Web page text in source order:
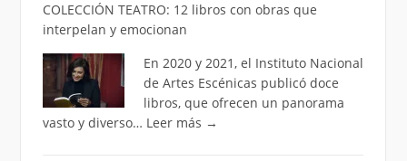
COLECCIÓN TEATRO: 12 libros con obras que
interpelan y emocionan
En 2020 y 2021, el Instituto Nacional
de Artes Escénicas publicó doce
libros, que ofrecen un panorama
vasto y diverso… Leer más →